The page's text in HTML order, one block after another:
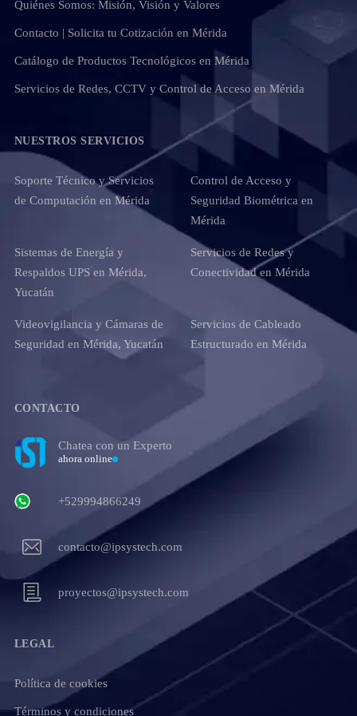
Quiénes Somos: Misión, Visión y Valores
Contacto | Solicita tu Cotización en Mérida
Catálogo de Productos Tecnológicos en Mérida
Servicios de Redes, CCTV y Control de Acceso en Mérida
NUESTROS SERVICIOS
Soporte Técnico y Servicios
de Computación en Mérida
Control de Acceso y
Seguridad Biométrica en
Mérida
Sistemas de Energía y
Respaldos UPS en Mérida,
Yucatán
Servicios de Redes y
Conectividad en Mérida
Videovigilancia y Cámaras de
Seguridad en Mérida, Yucatán
Servicios de Cableado
Estructurado en Mérida
CONTACTO
Chatea con un Experto
ahora online
+529994866249
contacto@ipsystech.com
proyectos@ipsystech.com
LEGAL
Política de cookies
Términos y condiciones